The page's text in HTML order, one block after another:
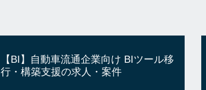
【BI】自動車流通企業向け BIツール移
行・構築支援の求人・案件